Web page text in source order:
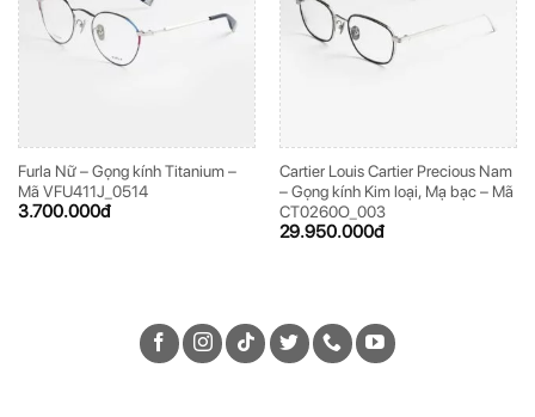
Furla Nữ – Gọng kính Titanium –
Mã VFU411J_0514
3.700.000đ
Cartier Louis Cartier Precious Nam
– Gọng kính Kim loại, Mạ bạc – Mã
CT0260O_003
29.950.000đ